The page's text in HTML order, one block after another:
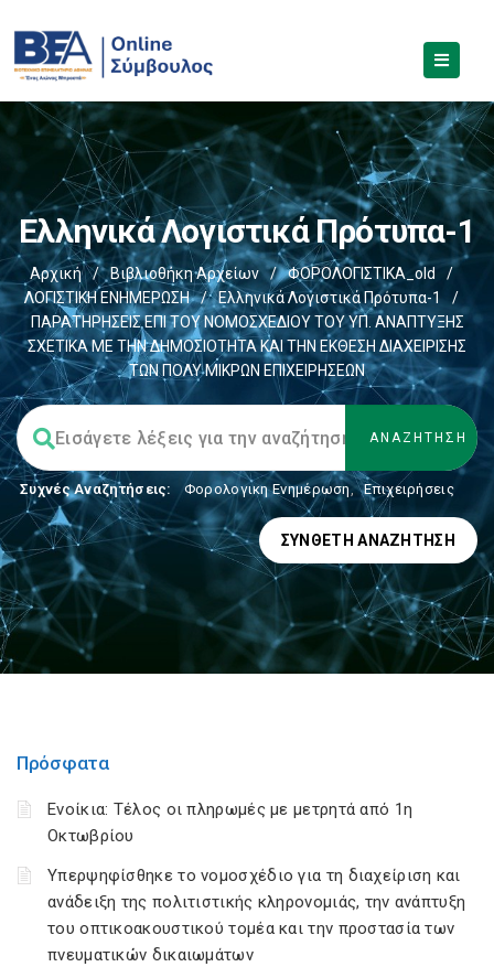
Ελληνικά Λογιστικά Πρότυπα-1
Αρχική / Βιβλιοθήκη Αρχείων / ΦΟΡΟΛΟΓΙΣΤΙΚΑ_old
/
ΛΟΓΙΣΤΙΚΗ ΕΝΗΜΕΡΩΣΗ
/ Ελληνικά Λογιστικά Πρότυπα-1
/
ΠΑΡΑΤΗΡΗΣΕΙΣ ΕΠΙ ΤΟΥ ΝΟΜΟΣΧΕΔΙΟΥ ΤΟΥ ΥΠ. ΑΝΑΠΤΥΞΗΣ
ΣΧΕΤΙΚΑ ΜΕ ΤΗΝ ΔΗΜΟΣΙΟΤΗΤΑ ΚΑΙ ΤΗΝ ΕΚΘΕΣΗ ΔΙΑΧΕΙΡΙΣΗΣ
ΤΩΝ ΠΟΛΥ ΜΙΚΡΩΝ ΕΠΙΧΕΙΡΗΣΕΩΝ
Συχνές Αναζητήσεις: Φορολογικη Ενημέρωση, Επιχειρήσεις
ΣΎΝΘΕΤΗ ΑΝΑΖΉΤΗΣΗ
Πρόσφατα
Ενοίκια: Τέλος οι πληρωμές με μετρητά από 1η
Οκτωβρίου
Υπερψηφίσθηκε το νομοσχέδιο για τη διαχείριση και
ανάδειξη της πολιτιστικής κληρονομιάς, την ανάπτυξη
του οπτικοακουστικού τομέα και την προστασία των
πνευματικών δικαιωμάτων